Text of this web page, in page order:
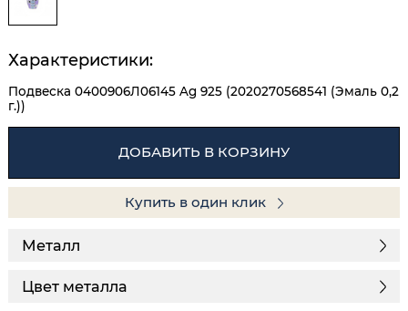
Характеристики:
Подвеска 0400906Л06145 Ag 925 (2020270568541 (Эмаль 0,2
г.))
ДОБАВИТЬ В КОРЗИНУ
Купить в один клик
Металл
Цвет металла